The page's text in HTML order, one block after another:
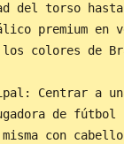
del torso
premium en
los colores de
Centrar a
de fútbol
con